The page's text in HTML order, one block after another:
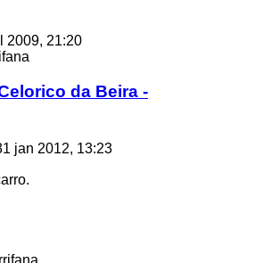
2009, 21:20
da Beira -
jan 2012, 13:23